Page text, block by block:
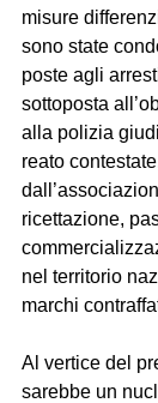
misure
sono state
poste agli
sottoposta
alla polizia
reato
ricettazione,
nel territorio
marchi
Al vertice del
sarebbe un